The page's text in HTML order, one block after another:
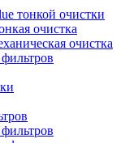
тонкой очистки
очистка
очистка